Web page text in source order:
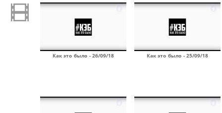
Как это было - 26/09/18 Как это было - 25/09/18